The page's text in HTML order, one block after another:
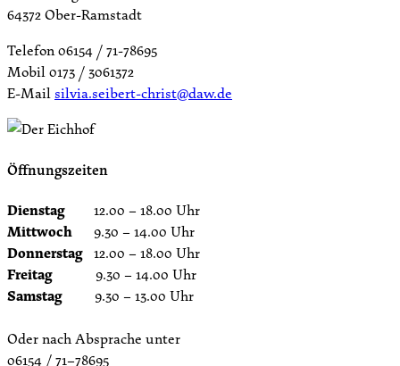
64372 Ober-Ramstadt
Telefon 06154 / 71-78695
Mobil 0173 / 3061372
E-Mailsilvia.seibert-christ@daw.de
Öffnungszeiten
Dienstag 12.00 – 18.00 Uhr
Mittwoch 9.30 – 14.00 Uhr
Donnerstag 12.00 – 18.00 Uhr
Freitag 9.30 – 14.00 Uhr
Samstag 9.30 – 13.00 Uhr
Oder nach Absprache unter
06154 / 71–78695